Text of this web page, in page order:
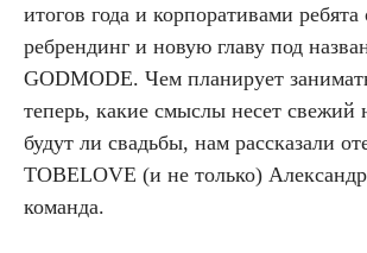
итогов года и корпоративами ребята
ребрендинг и новую главу под
GODMODE. Чем планирует
теперь, какие смыслы несет свежий
будут ли свадьбы, нам рассказали
TOBELOVE (и не только)
команда.